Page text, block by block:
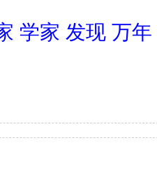
学家 发现 万年